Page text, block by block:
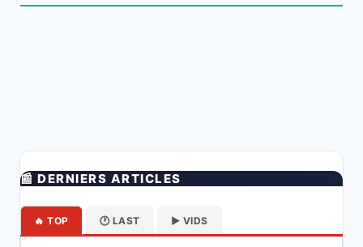
📰 DERNIERS ARTICLES
🔥 TOP 🕐 LAST ▶️ VIDS